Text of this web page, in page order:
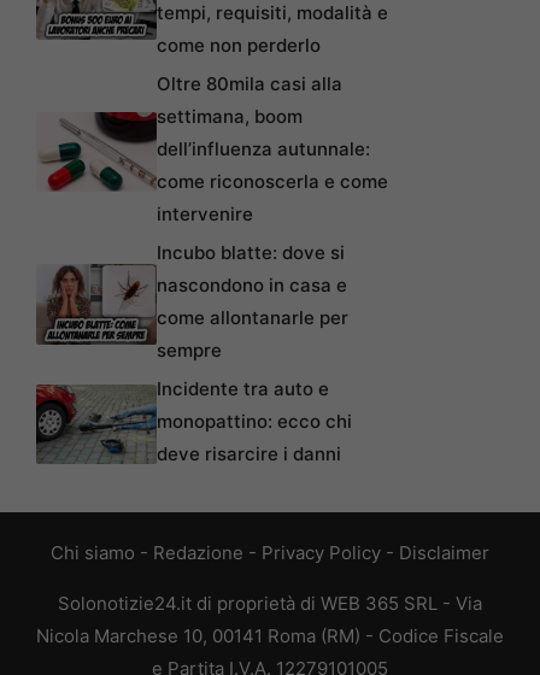
tempi, requisiti, modalità e
come non perderlo
Oltre 80mila casi alla
settimana, boom
dell’influenza autunnale:
come riconoscerla e come
intervenire
Incubo blatte: dove si
nascondono in casa e
come allontanarle per
sempre
Incidente tra auto e
monopattino: ecco chi
deve risarcire i danni
Chi siamo - Redazione - Privacy Policy - Disclaimer
Solonotizie24.it di proprietà di WEB 365 SRL - Via
Nicola Marchese 10, 00141 Roma (RM) - Codice Fiscale
e Partita I.V.A. 12279101005